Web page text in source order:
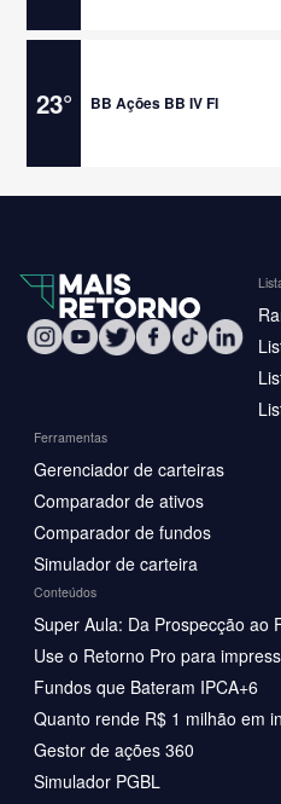
23° BB Ações BB IV FI
Ferramentas
Gerenciador de carteiras
Comparador de ativos
Comparador de fundos
Simulador de carteira
Conteúdos
Super Aula: Da Prospecção ao
Use o Retorno Pro para
Fundos que Bateram IPCA+6
Quanto rende R$ 1 milhão em
Gestor de ações 360
Simulador PGBL